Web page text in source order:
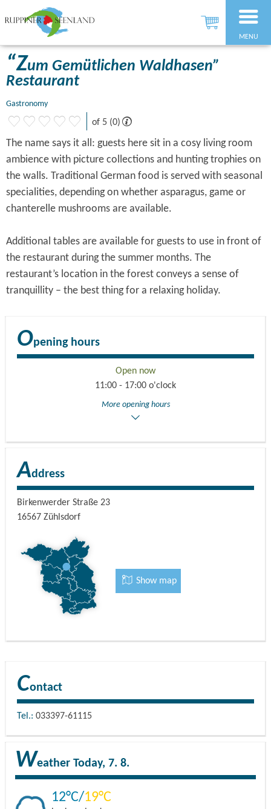
MENU
“Zum Gemütlichen Waldhasen”
Restaurant
Gastronomy
of 5 (0)
The name says it all: guests here sit in a cosy living room
ambience with picture collections and hunting trophies on
the walls. Traditional German food is served with seasonal
specialities, depending on whether asparagus, game or
chanterelle mushrooms are available.
Additional tables are available for guests to use in front of
the restaurant during the summer months. The
restaurant’s location in the forest conveys a sense of
tranquillity – the best thing for a relaxing holiday.
Opening hours
Open now
11:00 - 17:00 o'clock
More opening hours
Address
Birkenwerder Straße 23
16567 Zühlsdorf
Show map
Contact
Tel.: 033397-61115
Weather Today, 7. 8.
12 19